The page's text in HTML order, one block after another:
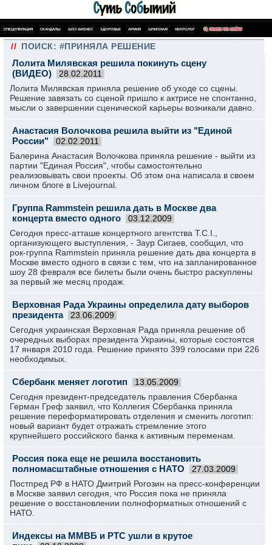
СПЕЦОПЕРАЦИЯ СКАНДАЛЫ ШОУ-БИЗНЕС ЗДОРОВЬЕ АРМИЯ ШПИОНАЖ НЕКРОЛОГ ПОИСК ПО САЙТУ
// ПОИСК: #ПРИНЯЛА РЕШЕНИЕ
Лолита Милявская решила покинуть сцену
(ВИДЕО)
28.02.2011
Лолита Милявская приняла решение об уходе со сцены.
Решение завязать со сценой пришло к актрисе не спонтанно,
мысли о завершении сценической карьеры возникали давно.
Анастасия Волочкова решила выйти из "Единой
России"
02.02.2011
Балерина Анастасия Волочкова приняла решение - выйти из
партии "Единая Россия", чтобы самостоятельно
реализовывать свои проекты. Об этом она написала в своем
личном блоге в Livejournal.
Группа Rammstein решила дать в Москве два
концерта вместо одного
03.12.2009
Сегодня пресс-атташе концертного агентства T.C.I.,
организующего выступления, - Заур Сигаев, сообщил, что
рок-группа Rammstein приняла решение дать два концерта в
Москве вместо одного в связи с тем, что на запланированное
шоу 28 февраля все билеты были очень быстро раскуплены
за первый же месяц продаж.
Верховная Рада Украины определила дату выборов
президента
23.06.2009
Сегодня украинская Верховная Рада приняла решение об
очередных выборах президента Украины, которые состоятся
17 января 2010 года. Решение принято 399 голосами при 226
необходимых.
Сбербанк меняет логотип 13.05.2009
Сегодня президент-председатель правления Сбербанка
Герман Греф заявил, что Коллегия Сбербанка приняла
решение переформатировать отделения и сменить логотип:
новый вариант будет отражать стремление этого
крупнейшего российского банка к активным переменам.
Россия пока еще не решила восстановить
полномасштабные отношения с НАТО
27.03.2009
Постпред РФ в НАТО Дмитрий Рогозин на пресс-конференции
в Москве заявил сегодня, что Россия пока не приняла
решение о восстановлении полноформатных отношений с
НАТО.
Индексы на ММВБ и РТС ушли в крутое